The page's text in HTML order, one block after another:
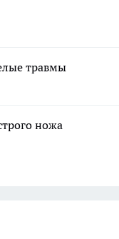
травмы
ножа